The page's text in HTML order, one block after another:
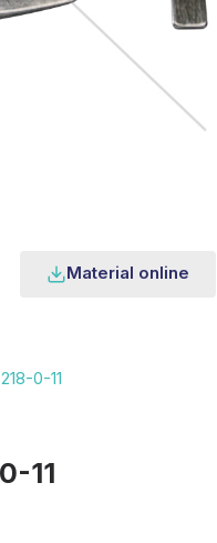
Material online
0-11
11